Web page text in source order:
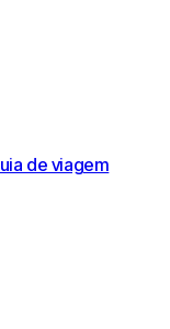
de viagem